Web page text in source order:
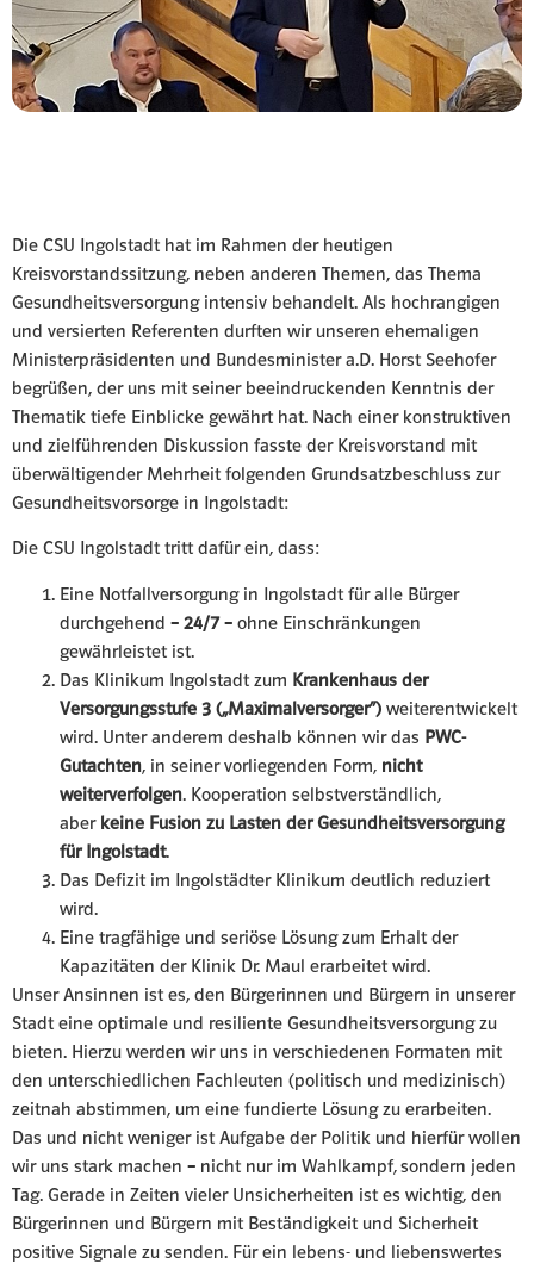
Die CSU Ingolstadt hat im Rahmen der heutigen
Kreisvorstandssitzung, neben anderen Themen, das Thema
Gesundheitsversorgung intensiv behandelt. Als hochrangigen
und versierten Referenten durften wir unseren ehemaligen
Ministerpräsidenten und Bundesminister a.D. Horst Seehofer
begrüßen, der uns mit seiner beeindruckenden Kenntnis der
Thematik tiefe Einblicke gewährt hat. Nach einer konstruktiven
und zielführenden Diskussion fasste der Kreisvorstand mit
überwältigender Mehrheit folgenden Grundsatzbeschluss zur
Gesundheitsvorsorge in Ingolstadt:
Die CSU Ingolstadt tritt dafür ein, dass:
⁠⁠Eine Notfallversorgung in Ingolstadt für alle Bürger
durchgehend – 24/7– ohne Einschränkungen
gewährleistet ist.
Das Klinikum Ingolstadt zum Krankenhaus der
Versorgungsstufe 3 („Maximalversorger“) weiterentwickelt
wird. Unter anderem deshalb können wir das PWC-
Gutachten, in seiner vorliegenden Form, nicht
weiterverfolgen. Kooperation selbstverständlich,
aber keine Fusion zu Lasten der Gesundheitsversorgung
für Ingolstadt.
Das Defizit im Ingolstädter Klinikum deutlich reduziert
wird.
Eine tragfähige und seriöse Lösung zum Erhalt der
Kapazitäten der Klinik Dr. Maul erarbeitet wird.
Unser Ansinnen ist es, den Bürgerinnen und Bürgern in unserer
Stadt eine optimale und resiliente Gesundheitsversorgung zu
bieten. Hierzu werden wir uns in verschiedenen Formaten mit
den unterschiedlichen Fachleuten (politisch und medizinisch)
zeitnah abstimmen, um eine fundierte Lösung zu erarbeiten.
Das und nicht weniger ist Aufgabe der Politik und hierfür wollen
wir uns stark machen – nicht nur im Wahlkampf, sondern jeden
Tag. Gerade in Zeiten vieler Unsicherheiten ist es wichtig, den
Bürgerinnen und Bürgern mit Beständigkeit und Sicherheit
positive Signale zu senden. Für ein lebens- und liebenswertes